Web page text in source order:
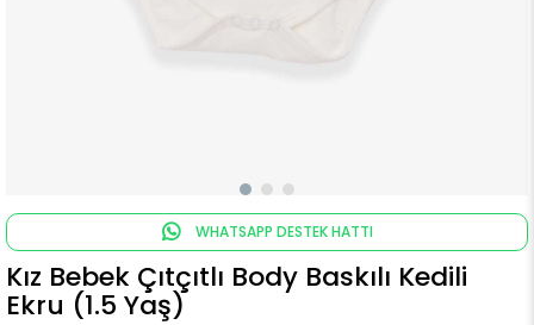
WHATSAPP DESTEK HATTI
Kız Bebek Çıtçıtlı Body Baskılı Kedili
Ekru (1.5 Yaş)